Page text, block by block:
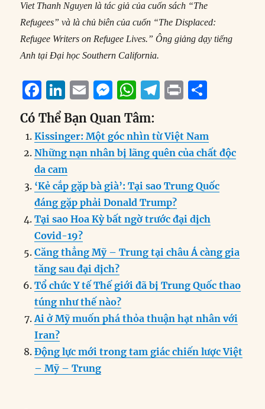
Viet Thanh Nguyen là tác giả của cuốn sách “The
Refugees” và là chủ biên của cuốn “The Displaced:
Refugee Writers on Refugee Lives.” Ông giảng dạy tiếng
Anh tại Đại học Southern California.
F
a
c
e
b
o
o
k
Li
n
k
e
d
I
n
E
m
ai
l
M
ss
e
n
g
er
W
h
at
s
A
p
p
T
e
g
r
a
m
P
n
t
re
Có Thể Bạn Quan Tâm:
Kissinger: Một góc nhìn từ Việt Nam
Những nạn nhân bị lãng quên của chất độc
da cam
‘Kẻ cắp gặp bà già’: Tại sao Trung Quốc
đáng gặp phải Donald Trump?
Tại sao Hoa Kỳ bất ngờ trước đại dịch
Covid-19?
Căng thẳng Mỹ – Trung tại châu Á càng gia
tăng sau đại dịch?
Tổ chức Y tế Thế giới đã bị Trung Quốc thao
túng như thế nào?
Ai ở Mỹ muốn phá thỏa thuận hạt nhân với
Iran?
Động lực mới trong tam giác chiến lược Việt
– Mỹ – Trung